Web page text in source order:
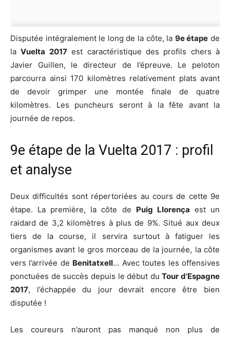
Disputée intégralement le long de la côte, la 9e étape de
laVuelta 2017est caractéristique des profils chers à
Javier Guillen, le directeur de l’épreuve. Le peloton
parcourra ainsi 170 kilomètres relativement plats avant
de devoir grimper une montée finale de quatre
kilomètres. Les puncheurs seront à la fête avant la
journée de repos.
9e étape de la Vuelta 2017 : profil
et analyse
Deux difficultés sont répertoriées au cours de cette 9e
étape. La première, la côte de Puig Llorença est un
raidard de 3,2 kilomètres à plus de 9%. Situé aux deux
tiers de la course, il servira surtout à fatiguer les
organismes avant le gros morceau de la journée, la côte
vers l’arrivée de Benitatxell… Avec toutes les offensives
ponctuées de succès depuis le début duTour d’Espagne
2017, l’échappée du jour devrait encore être bien
disputée !
Les coureurs n’auront pas manqué non plus de